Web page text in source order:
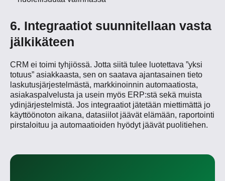
6. Integraatiot suunnitellaan vasta
jälkikäteen
CRM ei toimi tyhjiössä. Jotta siitä tulee luotettava ”yksi
totuus” asiakkaasta, sen on saatava ajantasainen tieto
laskutusjärjestelmästä, markkinoinnin automaatiosta,
asiakaspalvelusta ja usein myös ERP:stä sekä muista
ydinjärjestelmistä. Jos integraatiot jätetään miettimättä jo
käyttöönoton aikana, datasiilot jäävät elämään, raportointi
pirstaloituu ja automaatioiden hyödyt jäävät puolitiehen.